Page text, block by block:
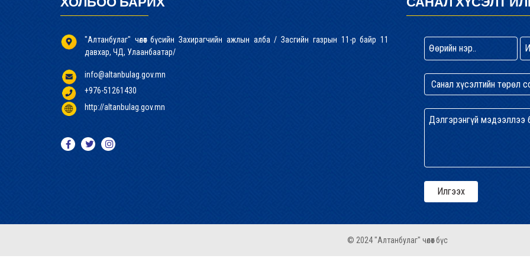
"Алтанбулаг" чөлөөт бүсийн Захирагчийн ажлын алба / Засгийн газрын 11-р байр 11
давхар, ЧД, Улаанбаатар/
info@altanbulag.gov.mn
+976-51261430
http://altanbulag.gov.mn
© 2024 "Алтанбулаг" чөлөөт бүс